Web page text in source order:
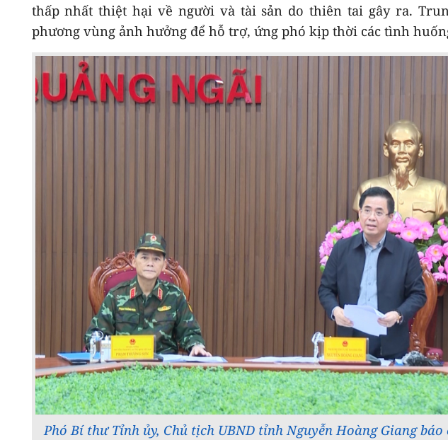
thấp nhất thiệt hại về người và tài sản do thiên tai gây ra.
phương vùng ảnh hưởng để hỗ trợ, ứng phó kịp thời các tình
Phó Bí thư Tỉnh ủy, Chủ tịch UBND tỉnh Nguyễn Hoàng Giang